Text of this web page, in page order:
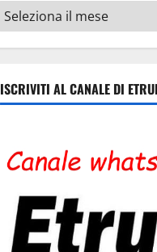
Archivi
ISCRIVITI AL CANALE DI